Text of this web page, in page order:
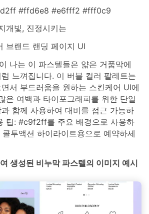
#ffd6e8 #e6fff2 #fff0c9
개빛, 진정시키는
브랜드 랜딩 페이지 UI
나는 이 파스텔들은 얇은 거품막에
느껴집니다. 이 버블 컬러 팔레트는
서 부드러움을 원하는 스킨케어 UI에
은 여백과 타이포그래피를 위한 단일
함께 사용하여 대비를 접근 가능하
팁: #c9f2ff를 주요 배경으로 사용하
투액션 하이라이트용으로 예약하세
생성된 비누막 파스텔의 이미지 예시